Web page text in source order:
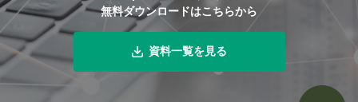
無料ダウンロードはこちらから
資料一覧を見る